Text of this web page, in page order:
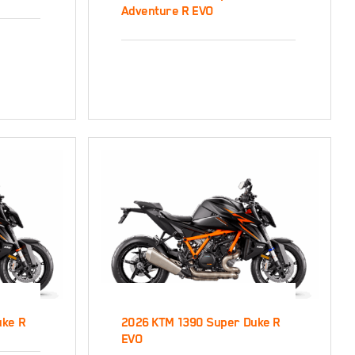
R
Adventure R EVO
R
2026 KTM 1390 Super Duke R
EVO